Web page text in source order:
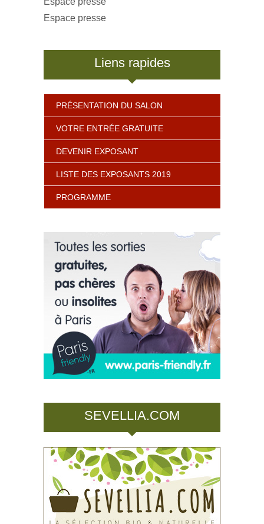
Espace presse
Liens rapides
PRÉSENTATION DU SALON
VOTRE ENTRÉE GRATUITE
DEVENIR EXPOSANT
LISTE DES EXPOSANTS 2019
PROGRAMME
SEVELLIA.COM